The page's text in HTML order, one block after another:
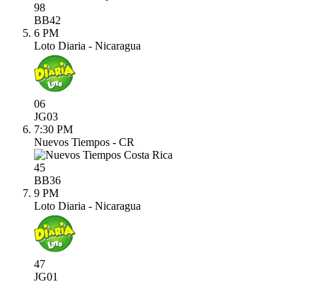
98
BB42
6 PM
Loto Diaria - Nicaragua
06
JG03
7:30 PM
Nuevos Tiempos - CR
45
BB36
9 PM
Loto Diaria - Nicaragua
47
JG01